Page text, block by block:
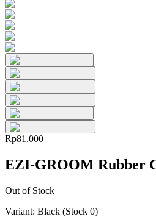
Rp81.000
EZI-GROOM Rubber
Out of Stock
Variant: Black (Stock 0)